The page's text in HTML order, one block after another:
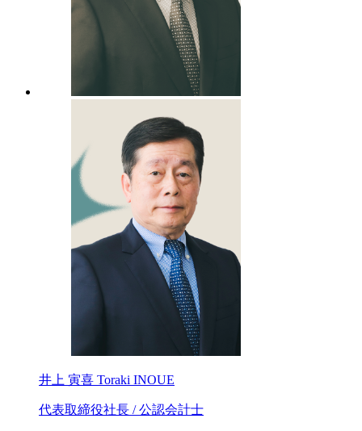
井上 寅喜 Toraki INOUE
代表取締役社長 / 公認会計士